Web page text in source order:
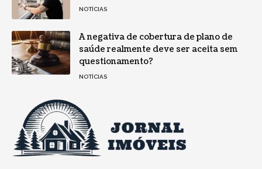
NOTÍCIAS
A negativa de cobertura de plano de
saúde realmente deve ser aceita sem
questionamento?
NOTÍCIAS